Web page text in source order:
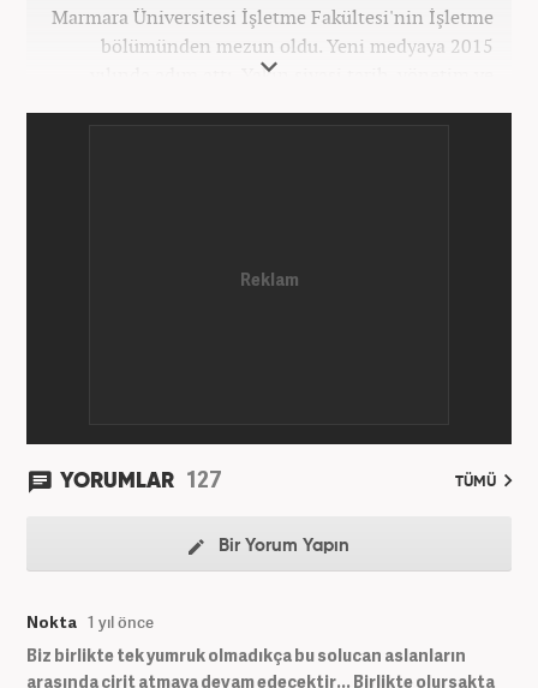
Marmara Üniversitesi İşletme Fakültesi'nin İşletme
bölümünden mezun oldu. Yeni medyaya 2015
yılında adım attı. Yakın siyasi tarih, yönetim ve
tahrif edilen olguları savunmak, temiz bilgi
YORUMLAR 127 TÜMÜ
Bir Yorum Yapın
Nokta 1 yıl önce
Biz birlikte tek yumruk olmadıkça bu solucan aslanların
arasında cirit atmaya devam edecektir... Birlikte olursakta